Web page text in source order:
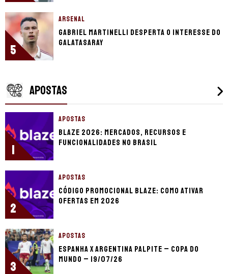
5
ARSENAL
Gabriel Martinelli desperta o interesse do
Galatasaray
APOSTAS
1
APOSTAS
Blaze 2026: mercados, recursos e
funcionalidades no Brasil
2
APOSTAS
Código promocional Blaze: como ativar
ofertas em 2026
3
APOSTAS
Espanha x Argentina palpite – Copa do
Mundo – 19/07/26